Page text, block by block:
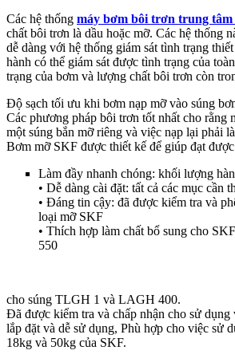
Các hệ thống máy bơm bôi trơn trung
chất bôi trơn là dầu hoặc mỡ. Các hệ thống
dễ dàng với hệ thống giám sát tình trạng
hành có thể giám sát được tình trạng của
trạng của bơm và lượng chất bôi trơn còn
Độ sạch tối ưu khi bơm nạp mỡ vào súng
Các phương pháp bôi trơn tốt nhất cho rằng
một súng bắn mỡ riêng và việc nạp lại phải
Bơm mỡ SKF được thiết kế để giúp đạt
Làm đầy nhanh chóng: khối lượng
• Dễ dàng cài đặt: tất cả các mục cần
• Đáng tin cậy: đã được kiểm tra và
loại mỡ SKF
• Thích hợp làm chất bổ sung cho
550
cho súng TLGH 1 và LAGH 400.
Đã được kiểm tra và chấp nhận cho sử
lắp đặt và dễ sử dụng, Phù hợp cho việc sử
18kg và 50kg của SKF.